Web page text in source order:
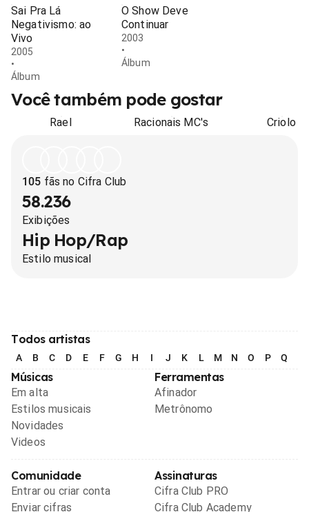
Sai Pra Lá
Negativismo: ao
Vivo
2005
•
Álbum
O Show Deve
Continuar
2003
•
Álbum
Você também pode gostar
Rael Racionais MC's Criolo
105 fãs no Cifra Club
58.236
Exibições
Hip Hop/Rap
Estilo musical
Todos artistas
A B C D E F G H I J K L M N O P Q
Músicas
Em alta
Estilos musicais
Novidades
Videos
Ferramentas
Afinador
Metrônomo
Comunidade
Entrar ou criar conta
Enviar cifras
Assinaturas
Cifra Club PRO
Cifra Club Academy